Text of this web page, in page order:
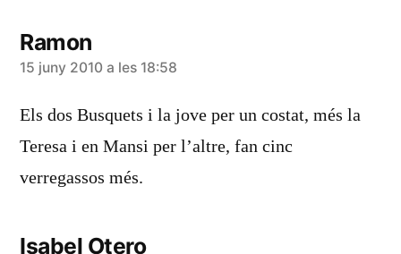
Ramon
diu:
15 juny 2010 a les 18:58
Els dos Busquets i la jove per un costat, més la
Teresa i en Mansi per l’altre, fan cinc
verregassos més.
Isabel Otero